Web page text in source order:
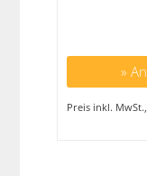
»
Preis inkl.